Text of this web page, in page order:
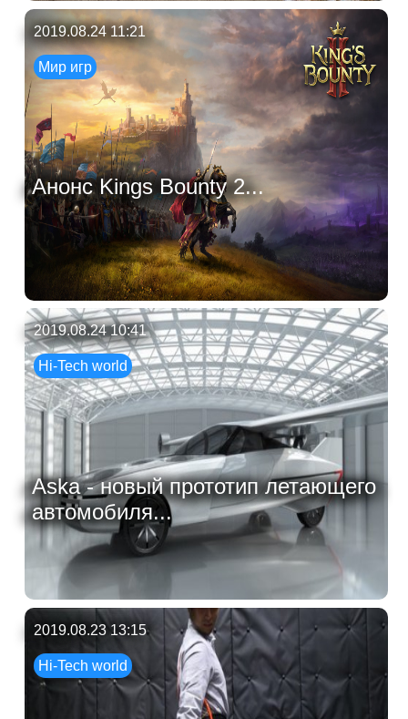
2019.08.24 11:21
Мир игр
Анонс Kings Bounty 2...
2019.08.24 10:41
Hi-Tech world
Aska - новый прототип летающего
автомобиля...
2019.08.23 13:15
Hi-Tech world